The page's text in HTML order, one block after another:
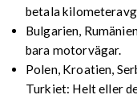
betala
Bulgarien,
bara motorvägar.
Polen, Kroatien,
Turkiet: Helt eller